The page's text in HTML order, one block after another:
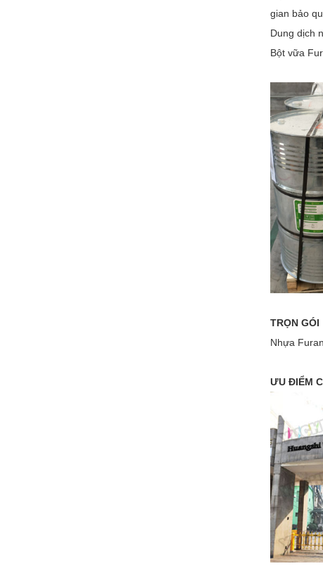
gian bảo
Dung dịch
Bột vữa
TRỌN GÓI
Nhựa
ƯU ĐIỂM